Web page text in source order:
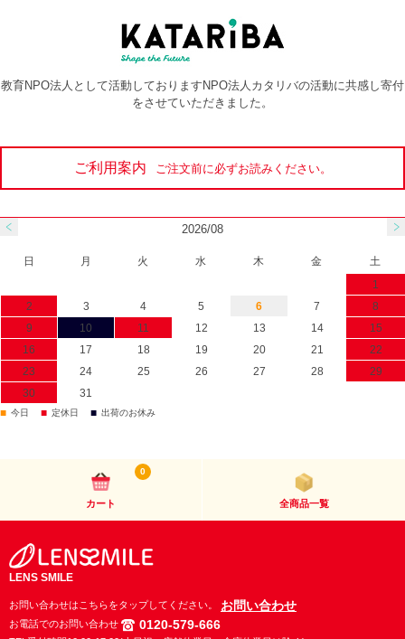
教育NPO法人として活動しておりますNPO法人カタリバの活動に共感し寄付
をさせていただきました。
ご利用案内 ご注文前に必ずお読みください。
2026/08
日 月 火 水 木 金
土
1
2
3 4 5 6 7
8
9
10 11 12 13 14
15
16
17 18 19 20 21
22
23
24 25 26 27 28
29
30
31
■ 今日 ■ 定休日 ■ 出荷のお休み
カート
0
全商品一覧
LENS SMILE
お問い合わせはこちらをタップしてください。 お問い合わせ
お電話でのお問い合わせ 0120-579-666